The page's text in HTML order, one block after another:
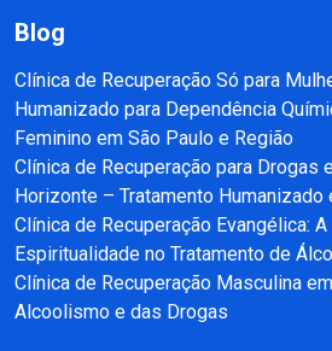
Blog
Clínica de Recuperação Só para
Humanizado para Dependência
Feminino em São Paulo e Região
Clínica de Recuperação para Drogas
Horizonte – Tratamento Humanizado
Clínica de Recuperação Evangélica:
Espiritualidade no Tratamento de
Clínica de Recuperação Masculina
Alcoolismo e das Drogas